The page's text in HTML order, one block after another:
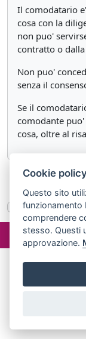
Il comodatario
cosa con la
non puo'
contratto o
Non puo'
senza il
Se il
comodante
cosa, oltre al
«
©2024
Cookie policy
Questo sito
funzionamento
comprendere
stesso. Questi
approvazione.